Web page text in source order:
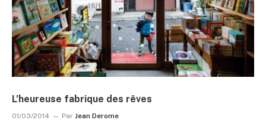
L’heureuse fabrique des rêves
01/03/2014 Par Jean Derome